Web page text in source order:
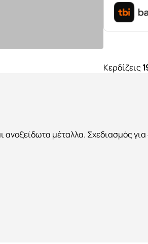
Κερδίζεις
ανοξείδωτα μέταλλα. Σχεδιασμός